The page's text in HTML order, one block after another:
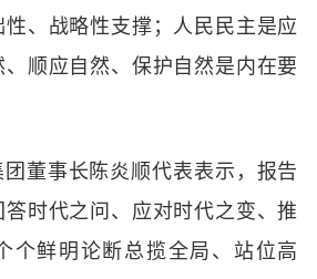
、战略性支撑；人民民主是应
顺应自然、保护自然是内在要
董事长陈炎顺代表表示，报告
时代之问、应对时代之变、推
个鲜明论断总揽全局、站位高